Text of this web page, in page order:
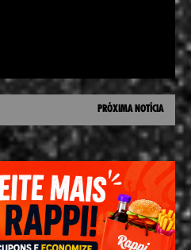
PRÓXIMA NOTÍCIA